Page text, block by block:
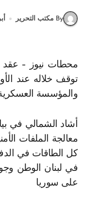
By مكتب التحرير
محطات نيوز – عقد حزب شبيبة لبنان العربي برئاسة رئيسه نديم الشمالي اجتماعا في مقره في بيروت،
توقف خلاله عند
والمؤسسة
أشاد الشمالي في
معالجة الملفات
كل الطاقات في
في لبنان الوطن
على سوريا